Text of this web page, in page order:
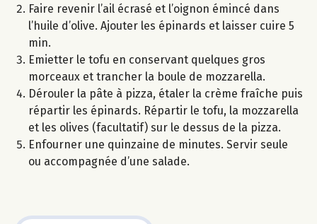
Faire revenir l’ail écrasé et l’oignon émincé dans
l’huile d’olive. Ajouter les épinards et laisser cuire 5
min.
Emietter le tofu en conservant quelques gros
morceaux et trancher la boule de mozzarella.
Dérouler la pâte à pizza, étaler la crème fraîche puis
répartir les épinards. Répartir le tofu, la mozzarella
et les olives (facultatif) sur le dessus de la pizza.
Enfourner une quinzaine de minutes. Servir seule
ou accompagnée d’une salade.